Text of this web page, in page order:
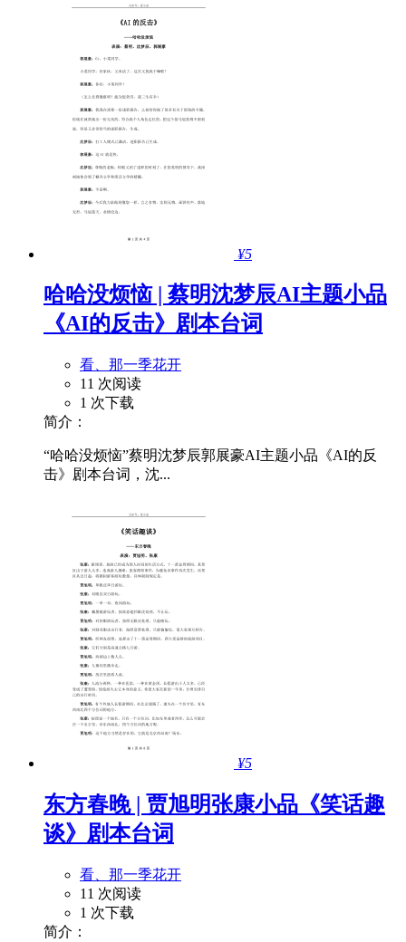
¥5
哈哈没烦恼 | 蔡明沈梦辰AI主题小品
《AI的反击》剧本台词
看、那一季花开
11 次阅读
1 次下载
简介：
“哈哈没烦恼”蔡明沈梦辰郭展豪AI主题小品《AI的反
击》剧本台词，沈...
¥5
东方春晚 | 贾旭明张康小品《笑话趣
谈》剧本台词
看、那一季花开
11 次阅读
1 次下载
简介：